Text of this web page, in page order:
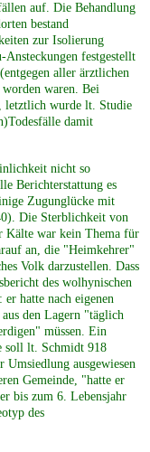
auf. Die Behandlung
bestand
zur Isolierung
festgestellt
aller ärztlichen
waren. Bei
letztlich wurde lt. Studie
damit
nicht so
Berichterstattung es
Zugunglücke mit
Die Sterblichkeit von
Kälte war kein Thema für
an, die "Heimkehrer"
Volk darzustellen. Dass
des wolhynischen
hatte nach eigenen
den Lagern "täglich
müssen. Ein
soll lt. Schmidt 918
Umsiedlung ausgewiesen
Gemeinde, "hatte er
bis zum 6. Lebensjahr
des